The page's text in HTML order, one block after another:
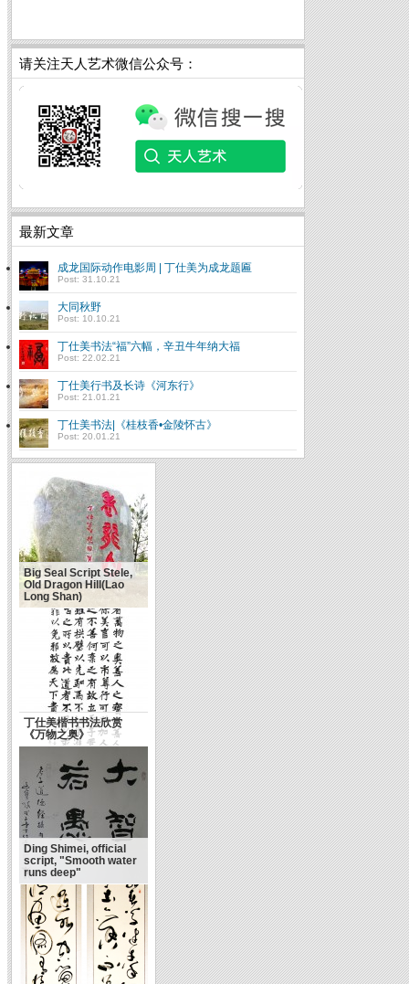
请关注天人艺术微信公众号：
最新文章
成龙国际动作电影周 | 丁仕美为成龙题匾
Post: 31.10.21
大同秋野
Post: 10.10.21
丁仕美书法“福”六幅，辛丑牛年纳大福
Post: 22.02.21
丁仕美行书及长诗《河东行》
Post: 21.01.21
丁仕美书法|《桂枝香•金陵怀古》
Post: 20.01.21
Big Seal Script Stele,
Old Dragon Hill(Lao
Long Shan)
丁仕美楷书书法欣赏
《万物之奥》
Ding Shimei, official
script, "Smooth water
runs deep"